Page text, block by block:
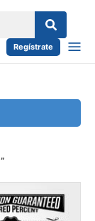
Regístrate